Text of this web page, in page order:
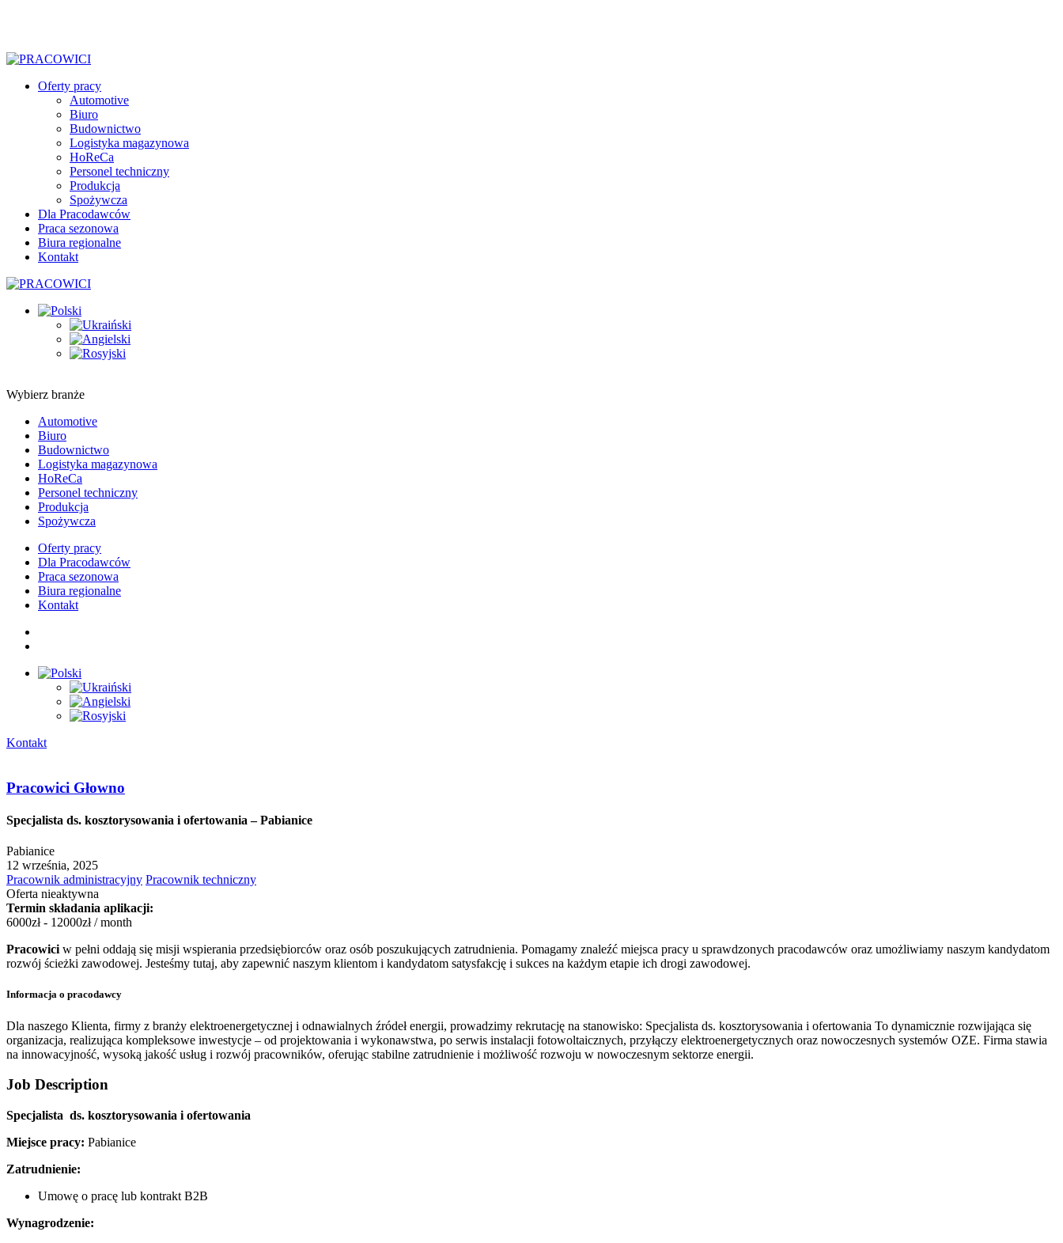
Oferty pracy
Automotive
Biuro
Budownictwo
Logistyka magazynowa
HoReCa
Personel techniczny
Produkcja
Spożywcza
Dla Pracodawców
Praca sezonowa
Biura regionalne
Kontakt
Wybierz branże
Automotive
Biuro
Budownictwo
Logistyka magazynowa
HoReCa
Personel techniczny
Produkcja
Spożywcza
Oferty pracy
Dla Pracodawców
Praca sezonowa
Biura regionalne
Kontakt
Kontakt
Pracowici Głowno
Specjalista ds. kosztorysowania i ofertowania – Pabianice
Pabianice
12 września, 2025
Pracownik administracyjny Pracownik techniczny
Oferta nieaktywna
Termin składania aplikacji:
6000zł- 12000zł/ month
Pracowici w pełni oddają się misji wspierania przedsiębiorców oraz osób poszukujących zatrudnienia. Pomagamy znaleźć miejsca pracy u sprawdzonych pracodawców oraz umożliwiamy naszym kandydatom
rozwój ścieżki zawodowej. Jesteśmy tutaj, aby zapewnić naszym klientom i kandydatom satysfakcję i sukces na każdym etapie ich drogi zawodowej.
Informacja o pracodawcy
Dla naszego Klienta, firmy z branży elektroenergetycznej i odnawialnych źródeł energii, prowadzimy rekrutację na stanowisko: Specjalista ds. kosztorysowania i ofertowania To dynamicznie rozwijająca się
organizacja, realizująca kompleksowe inwestycje – od projektowania i wykonawstwa, po serwis instalacji fotowoltaicznych, przyłączy elektroenergetycznych oraz nowoczesnych systemów OZE. Firma stawia
na innowacyjność, wysoką jakość usług i rozwój pracowników, oferując stabilne zatrudnienie i możliwość rozwoju w nowoczesnym sektorze energii.
Job Description
Specjalista ds. kosztorysowania i ofertowania
Miejsce pracy: Pabianice
Zatrudnienie:
Umowę o pracę lub kontrakt B2B
Wynagrodzenie: